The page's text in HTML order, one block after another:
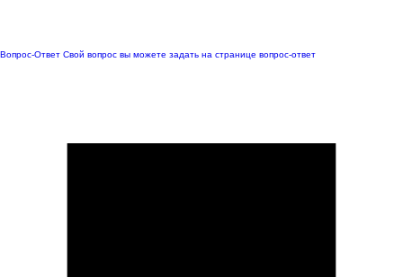
Вопрос-Ответ Свой вопрос вы можете задать на странице вопрос-ответ